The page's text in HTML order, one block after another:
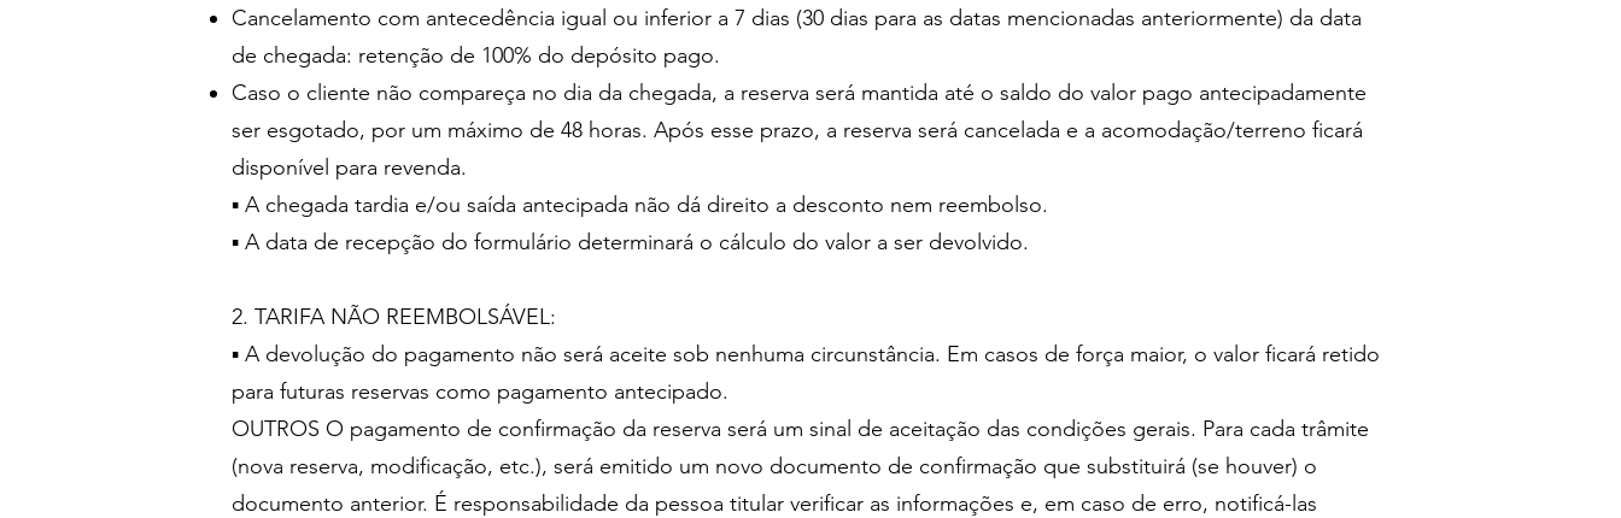
Cancelamento com antecedência igual ou inferior a 7 dias (30 dias para as datas mencionadas anteriormente) da data
de chegada: retenção de 100% do depósito pago.
Caso o cliente não compareça no dia da chegada, a reserva será mantida até o saldo do valor pago antecipadamente
ser esgotado, por um máximo de 48 horas. Após esse prazo, a reserva será cancelada e a acomodação/terreno ficará
disponível para revenda.
▪ A chegada tardia e/ou saída antecipada não dá direito a desconto nem reembolso.
▪ A data de recepção do formulário determinará o cálculo do valor a ser devolvido.
2. TARIFA NÃO REEMBOLSÁVEL:
▪ A devolução do pagamento não será aceite sob nenhuma circunstância. Em casos de força maior, o valor ficará retido
para futuras reservas como pagamento antecipado.
OUTROS O pagamento de confirmação da reserva será um sinal de aceitação das condições gerais. Para cada trâmite
(nova reserva, modificação, etc.), será emitido um novo documento de confirmação que substituirá (se houver) o
documento anterior. É responsabilidade da pessoa titular verificar as informações e, em caso de erro, notificá-las